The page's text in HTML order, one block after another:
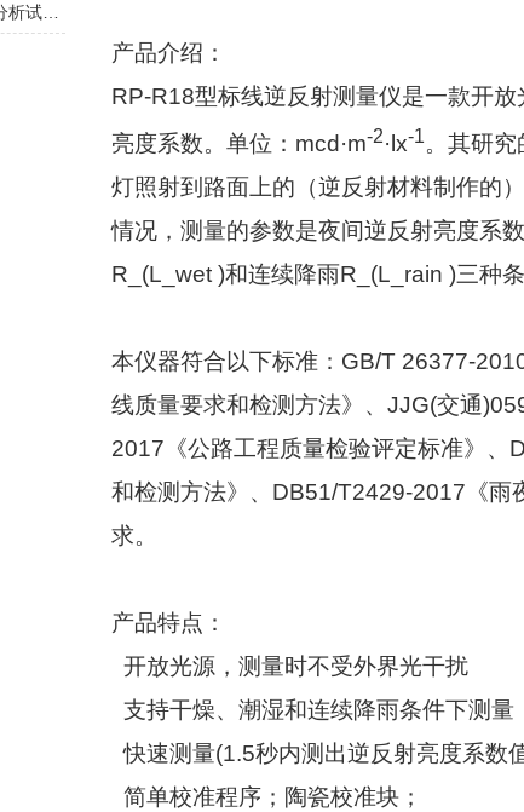
产品介绍：
RP-R18型标线逆反射测量仪是一款开
亮度系数。单位： mcd·m-2·lx-1。其研
灯照射到路面上的（逆反射材料制作的
情况，测量的参数是夜间逆反射亮度系
R_(L_wet )和连续降雨R_(L_rain )三种
本仪器符合以下标准： GB/T 26377-
线质量要求和检测方法》、 JJG(交通
2017 《公路工程质量检验评定标准》、
和检测方法》、 DB51/T2429-2017 《
求。
产品特点：
开放光源，测量时不受外界光干扰
支持干燥、潮湿和连续降雨条件下测量
快速测量(1.5秒内测出逆反射亮度系数
简单校准程序；陶瓷校准块；
土工合成材料拉伸蠕变试验机的性能分析试验步骤